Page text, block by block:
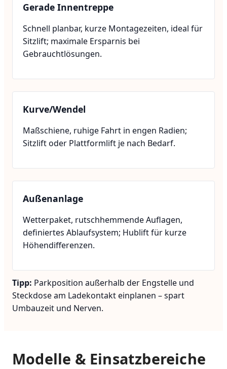
Gerade Innentreppe
Schnell planbar, kurze Montagezeiten, ideal für
Sitzlift; maximale Ersparnis bei
Gebrauchtlösungen.
Kurve/Wendel
Maßschiene, ruhige Fahrt in engen Radien;
Sitzlift oder Plattformlift je nach Bedarf.
Außenanlage
Wetterpaket, rutschhemmende Auflagen,
definiertes Ablaufsystem; Hublift für kurze
Höhendifferenzen.
Tipp: Parkposition außerhalb der Engstelle und
Steckdose am Ladekontakt einplanen – spart
Umbauzeit und Nerven.
Modelle & Einsatzbereiche